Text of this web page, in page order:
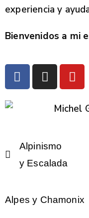
experiencia y
Bienvenidos a mi
Alpinismo
y Escalada
Alpes y Chamonix